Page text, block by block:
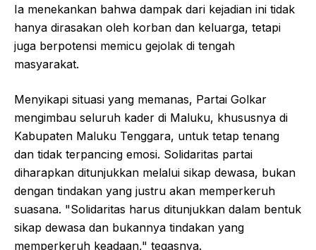
Ia menekankan bahwa dampak dari kejadian ini tidak
hanya dirasakan oleh korban dan keluarga, tetapi
juga berpotensi memicu gejolak di tengah
masyarakat.
Menyikapi situasi yang memanas, Partai Golkar
mengimbau seluruh kader di Maluku, khususnya di
Kabupaten Maluku Tenggara, untuk tetap tenang
dan tidak terpancing emosi. Solidaritas partai
diharapkan ditunjukkan melalui sikap dewasa, bukan
dengan tindakan yang justru akan memperkeruh
suasana. "Solidaritas harus ditunjukkan dalam bentuk
sikap dewasa dan bukannya tindakan yang
memperkeruh keadaan," tegasnya.